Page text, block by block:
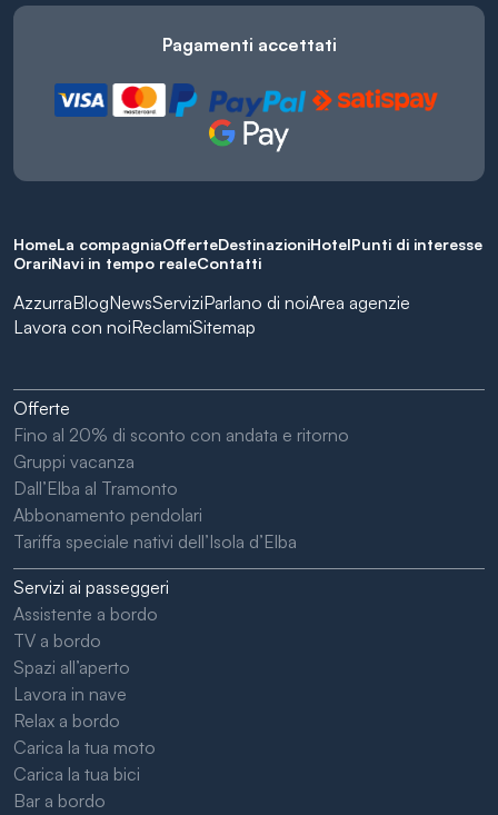
Pagamenti accettati
HomeLa compagniaOfferteDestinazioniHotelPunti di interesse
OrariNavi in tempo realeContatti
AzzurraBlogNewsServiziParlano di noiArea agenzie
Lavora con noiReclamiSitemap
Offerte
Fino al 20% di sconto con andata e ritorno
Gruppi vacanza
Dall’Elba al Tramonto
Abbonamento pendolari
Tariffa speciale nativi dell’Isola d’Elba
Servizi ai passeggeri
Assistente a bordo
TV a bordo
Spazi all’aperto
Lavora in nave
Relax a bordo
Carica la tua moto
Carica la tua bici
Bar a bordo